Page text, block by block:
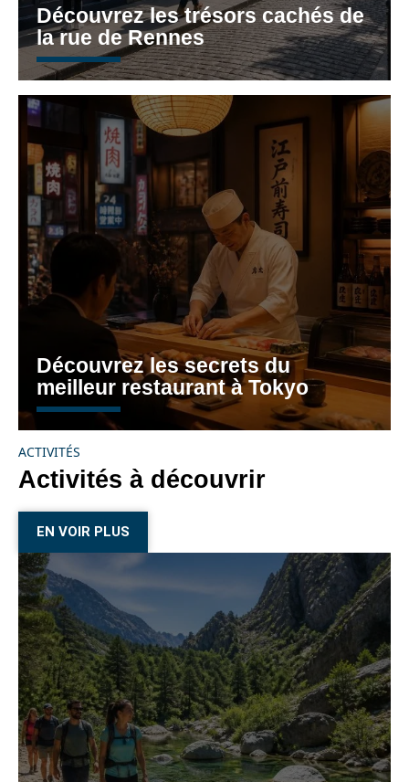
Découvrez les trésors cachés de
la rue de Rennes
Découvrez les secrets du
meilleur restaurant à Tokyo
ACTIVITÉS
Activités à découvrir
EN VOIR PLUS